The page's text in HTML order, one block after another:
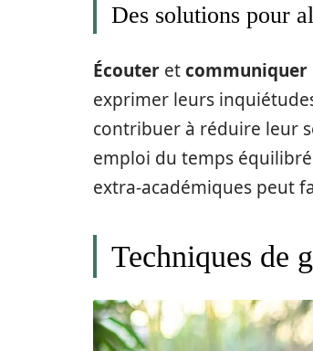
Des solutions pour
Écouter etcommuniquer
exprimer leurs
contribuer à réduire leur
emploi du temps
extra-académiques peut
Techniques de